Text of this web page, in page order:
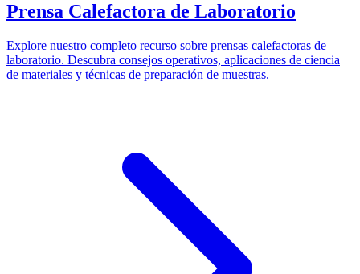
Prensa Calefactora de Laboratorio
Explore nuestro completo recurso sobre prensas calefactoras de
laboratorio. Descubra consejos operativos, aplicaciones de ciencia
de materiales y técnicas de preparación de muestras.